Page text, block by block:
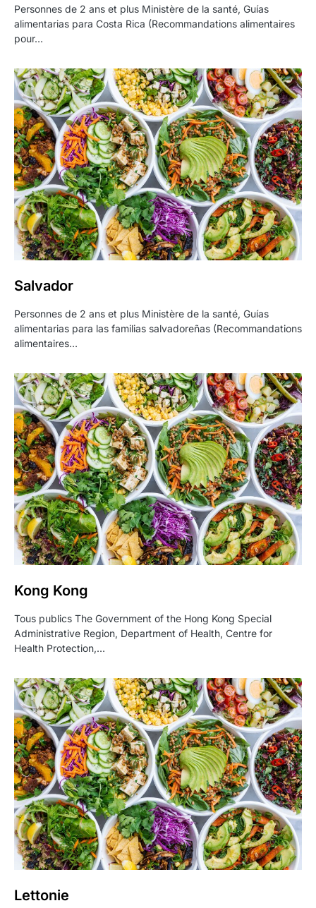
Personnes de 2 ans et plus Ministère de la santé, Guías
alimentarias para Costa Rica (Recommandations alimentaires
pour…
Salvador
Personnes de 2 ans et plus Ministère de la santé, Guías
alimentarias para las familias salvadoreñas (Recommandations
alimentaires…
Kong Kong
Tous publics The Government of the Hong Kong Special
Administrative Region, Department of Health, Centre for
Health Protection,…
Lettonie